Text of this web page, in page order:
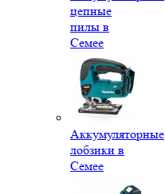
цепные
пилы в
Семее
Аккумуляторные
лобзики в
Семее